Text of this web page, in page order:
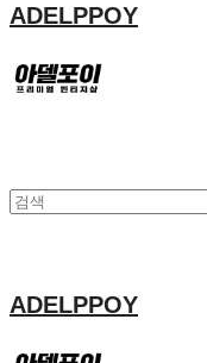
ADELPPOY
ADELPPOY